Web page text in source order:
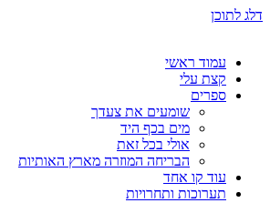
דלג לתוכן
עמוד ראשי
קצת עלי
ספרים
שומעים את צעדך
מים בכף היד
אולי בכל זאת
הבריחה המוזרה מארץ האותיות
עוד קו אחד
תערוכות ותחרויות